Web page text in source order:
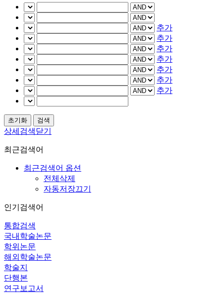
추가
추가
추가
추가
추가
추가
추가
상세검색닫기
최근검색어
최근검색어 옵션
전체삭제
자동저장끄기
인기검색어
통합검색
국내학술논문
학위논문
해외학술논문
학술지
단행본
연구보고서